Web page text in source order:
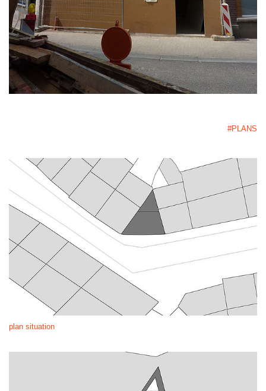
#PLANS
plan situation